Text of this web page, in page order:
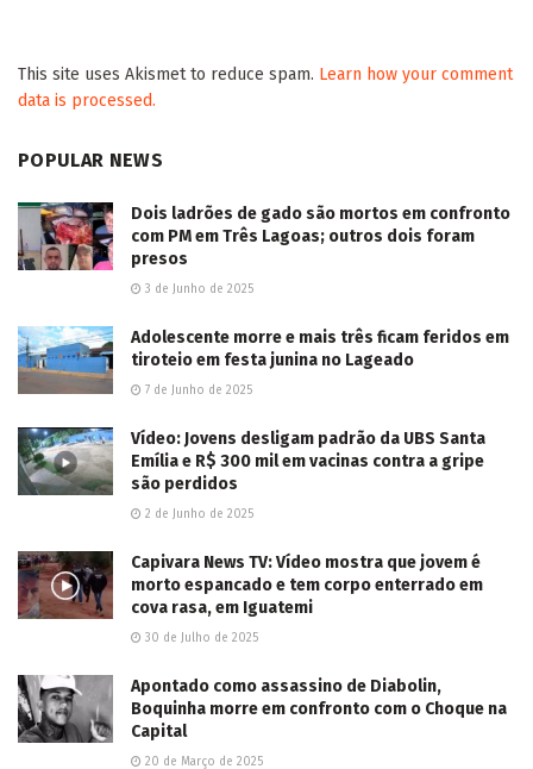
This site uses Akismet to reduce spam. Learn how your comment
data is processed.
POPULAR NEWS
Dois ladrões de gado são mortos em confronto
com PM em Três Lagoas; outros dois foram
presos
3 de Junho de 2025
Adolescente morre e mais três ficam feridos em
tiroteio em festa junina no Lageado
7 de Junho de 2025
Vídeo: Jovens desligam padrão da UBS Santa
Emília e R$ 300 mil em vacinas contra a gripe
são perdidos
2 de Junho de 2025
Capivara News TV: Vídeo mostra que jovem é
morto espancado e tem corpo enterrado em
cova rasa, em Iguatemi
30 de Julho de 2025
Apontado como assassino de Diabolin,
Boquinha morre em confronto com o Choque na
Capital
20 de Março de 2025